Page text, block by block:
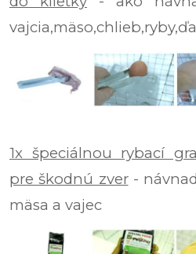
1x špeciálnou rybací
pre škodnú zver-
mäsa a vajec